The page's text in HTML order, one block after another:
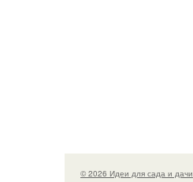
© 2026 Идеи для сада и дачи